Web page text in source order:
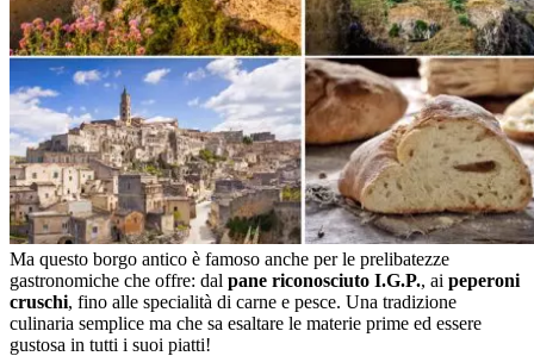
Ma questo borgo antico è famoso anche per le prelibatezze
gastronomiche che offre: dal pane riconosciuto I.G.P., ai peperoni
cruschi, fino alle specialità di carne e pesce. Una tradizione
culinaria semplice ma che sa esaltare le materie prime ed essere
gustosa in tutti i suoi piatti!